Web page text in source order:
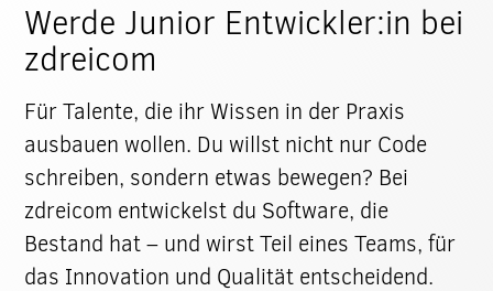
Werde Junior Entwickler:in bei
zdreicom
Für Talente, die ihr Wissen in der Praxis
ausbauen wollen. Du willst nicht nur Code
schreiben, sondern etwas bewegen? Bei
zdreicom entwickelst du Software, die
Bestand hat – und wirst Teil eines Teams, für
das Innovation und Qualität entscheidend.